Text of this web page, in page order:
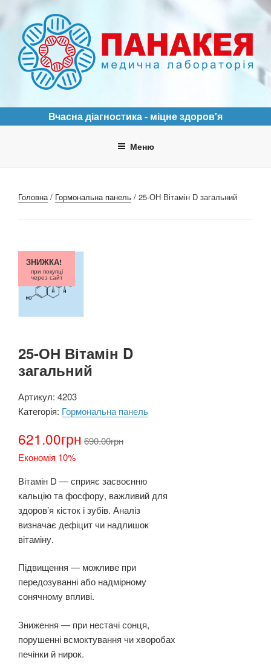
вмісту
ПАНАКЕЯ
Вчасна діагностика - міцне здоров'я
Меню
Головна/ Гормональна панель / 25-ОН Вітамін D загальний
25-ОН Вітамін D
загальний
Артикул: 4203
Категорія: Гормональна панель
621.00грн 690.00грн
Економія 10%
ЗНИЖКА!
при покупці
через сайт
Вітамін D — сприяє засвоєнню
кальцію та фосфору, важливий для
здоров’я кісток і зубів. Аналіз
визначає дефіцит чи надлишок
вітаміну.
Підвищення — можливе при
передозуванні або надмірному
сонячному впливі.
Зниження — при нестачі сонця,
порушенні всмоктування чи хворобах
печінки й нирок.